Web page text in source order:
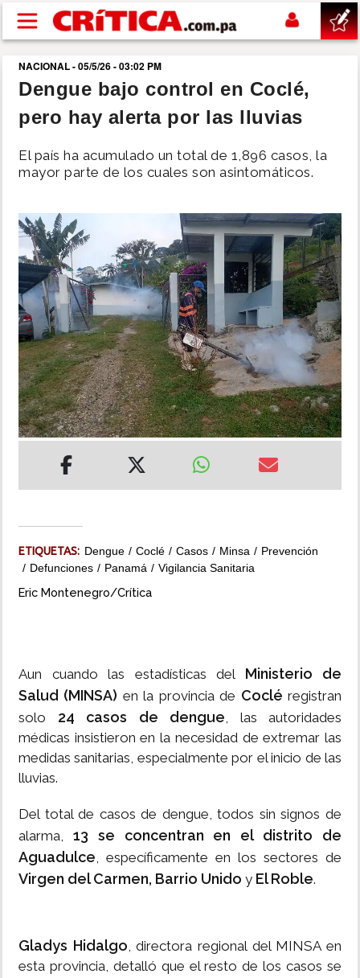
Pasar al contenido principal
buscar
SUCESOS
NACIONAL
SHOW
DEPORTES
MUNDO
INSÓLITAS
MULTIMEDIA
NACIONAL - 05/5/26 - 03:02 PM
Dengue bajo control en Coclé,
pero hay alerta por las lluvias
El país ha acumulado un total de 1,896 casos, la
mayor parte de los cuales son asintomáticos.
ETIQUETAS: Dengue Coclé Casos Minsa
Prevención
Defunciones
Panamá Vigilancia Sanitaria
Eric Montenegro/Crítica
Aun cuando las estadísticas del Ministerio de
Salud (MINSA) en la provincia de Coclé registran
solo 24 casos de dengue, las autoridades
médicas insistieron en la necesidad de extremar las
medidas sanitarias, especialmente por el inicio de las
lluvias.
Del total de casos de dengue, todos sin signos de
alarma, 13 se concentran en el distrito de
Aguadulce, específicamente en los sectores de
Virgen del Carmen, Barrio Unido y El Roble.
Gladys Hidalgo, directora regional del MINSA en
esta provincia, detalló que el resto de los casos se